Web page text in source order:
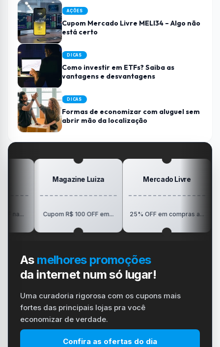
AÇÕES
Cupom Mercado Livre MELI34 – Algo não
está certo
DICAS
Como investir em ETFs? Saiba as
vantagens e desvantagens
DICAS
Formas de economizar com aluguel sem
abrir mão da localização
Magazine Luiza
Cupom R$ 100 OFF em...
Mercado Livre
25% OFF em compras a...
As melhores promoções
da internet num só lugar!
Uma curadoria rigorosa com os cupons mais
fortes das principais lojas pra você
economizar de verdade.
Confira as ofertas do dia